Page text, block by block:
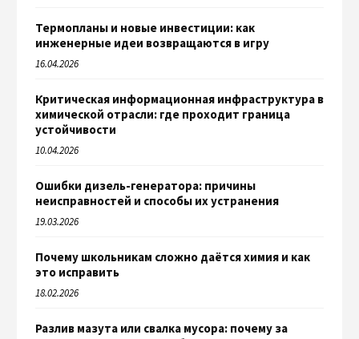
Термопланы и новые инвестиции: как
инженерные идеи возвращаются в игру
16.04.2026
Критическая информационная инфраструктура в
химической отрасли: где проходит граница
устойчивости
10.04.2026
Ошибки дизель-генератора: причины
неисправностей и способы их устранения
19.03.2026
Почему школьникам сложно даётся химия и как
это исправить
18.02.2026
Разлив мазута или свалка мусора: почему за